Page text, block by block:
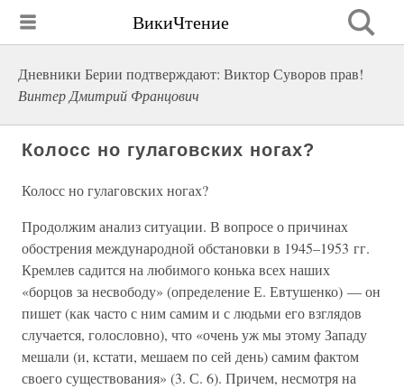
ВикиЧтение
Дневники Берии подтверждают: Виктор Суворов прав!
Винтер Дмитрий Францович
Колосс но гулаговских ногах?
Колосс но гулаговских ногах?
Продолжим анализ ситуации. В вопросе о причинах
обострения международной обстановки в 1945–1953 гг.
Кремлев садится на любимого конька всех наших
«борцов за несвободу» (определение Е. Евтушенко) — он
пишет (как часто с ним самим и с людьми его взглядов
случается, голословно), что «очень уж мы этому Западу
мешали (и, кстати, мешаем по сей день) самим фактом
своего существования» (3. С. 6). Причем, несмотря на